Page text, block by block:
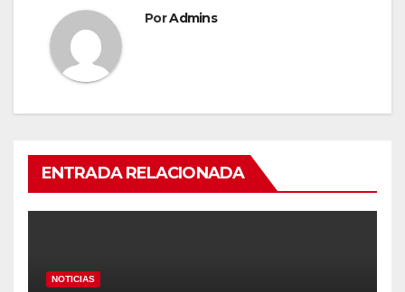
PorAdmins
ENTRADA RELACIONADA
NOTICIAS